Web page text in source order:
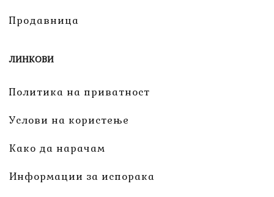
Продавница
ЛИНКОВИ
Политика на приватност
Услови на користење
Како да нарачам
Информации за испорака